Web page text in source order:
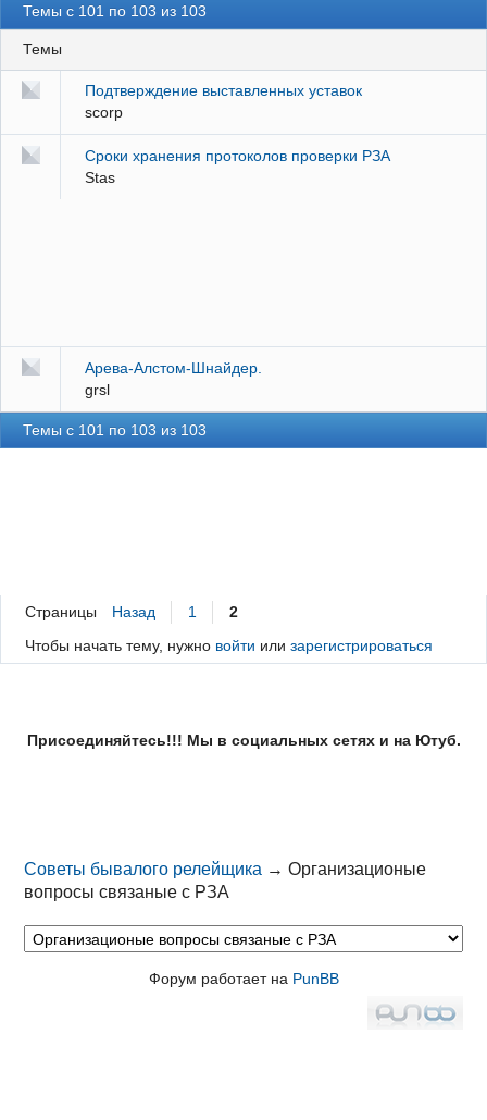
Темы с 101 по 103 из 103
Темы
Подтверждение выставленных уставок
scorp
Сроки хранения протоколов проверки РЗА
Stas
Арева-Алстом-Шнайдер.
grsl
Темы с 101 по 103 из 103
Страницы Назад 1
2
Чтобы начать тему, нужно войти или зарегистрироваться
Присоединяйтесь!!! Мы в социальных сетях и на Ютуб.
Советы бывалого релейщика →Организационые
вопросы связаные с РЗА
Форум работает на PunBB